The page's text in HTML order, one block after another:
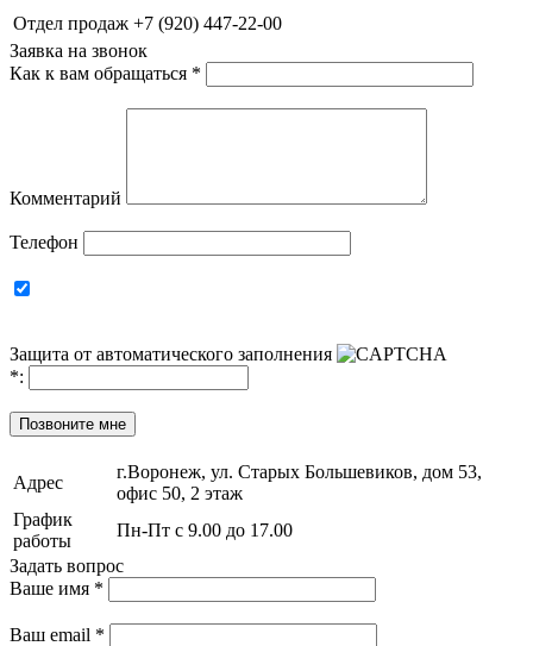
Отдел продаж +7 (920) 447-22-00
Заявка на звонок
Как к вам обращаться *
Комментарий
Телефон
Защита от автоматического заполнения
*:
Позвоните мне
Адрес
г.Воронеж, ул. Старых Большевиков, дом 53,
офис 50, 2 этаж
График
работы
Пн-Пт с 9.00 до 17.00
Задать вопрос
Ваше имя *
Ваш email *